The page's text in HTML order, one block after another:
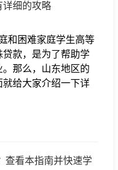
详细的攻略
和困难家庭学生高等
款，是为了帮助学
那么，山东地区的
给大家介绍一下详
查看本指南并快速学